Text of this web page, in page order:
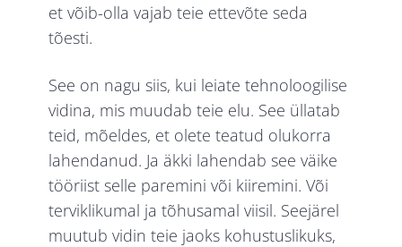
et võib-olla vajab teie ettevõte seda
tõesti.
See on nagu siis, kui leiate tehnoloogilise
vidina, mis muudab teie elu. See üllatab
teid, mõeldes, et olete teatud olukorra
lahendanud. Ja äkki lahendab see väike
tööriist selle paremini või kiiremini. Või
terviklikumal ja tõhusamal viisil. Seejärel
muutub vidin teie jaoks kohustuslikuks,